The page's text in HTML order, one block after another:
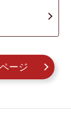
ージ